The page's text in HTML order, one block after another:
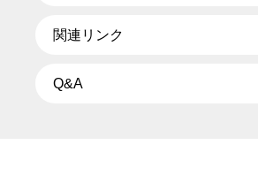
関連リンク
Q&A